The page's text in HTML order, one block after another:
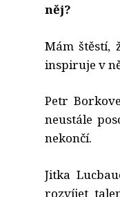
něj?
Mám štěstí,
inspiruje v
Petr
neustále
nekončí.
Jitka
rozvíjet